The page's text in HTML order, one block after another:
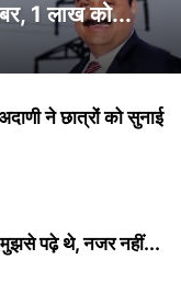
1 लाख को...
ने छात्रों को सुनाई
पढ़े थे, नजर नहीं...